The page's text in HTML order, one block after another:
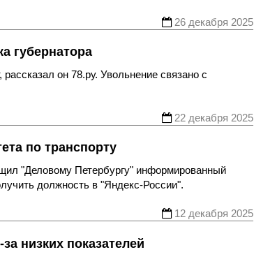
26 декабря 2025
губернатора
он 78.ру. Увольнение связано с
22 декабря 2025
по транспорту
"Деловому Петербургу" информированный
должность в "Яндекс-России".
12 декабря 2025
низких показателей